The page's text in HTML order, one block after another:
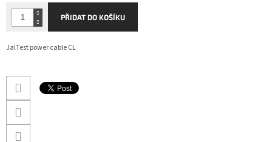
PŘIDAT DO KOŠÍKU
JalTest power cable CL